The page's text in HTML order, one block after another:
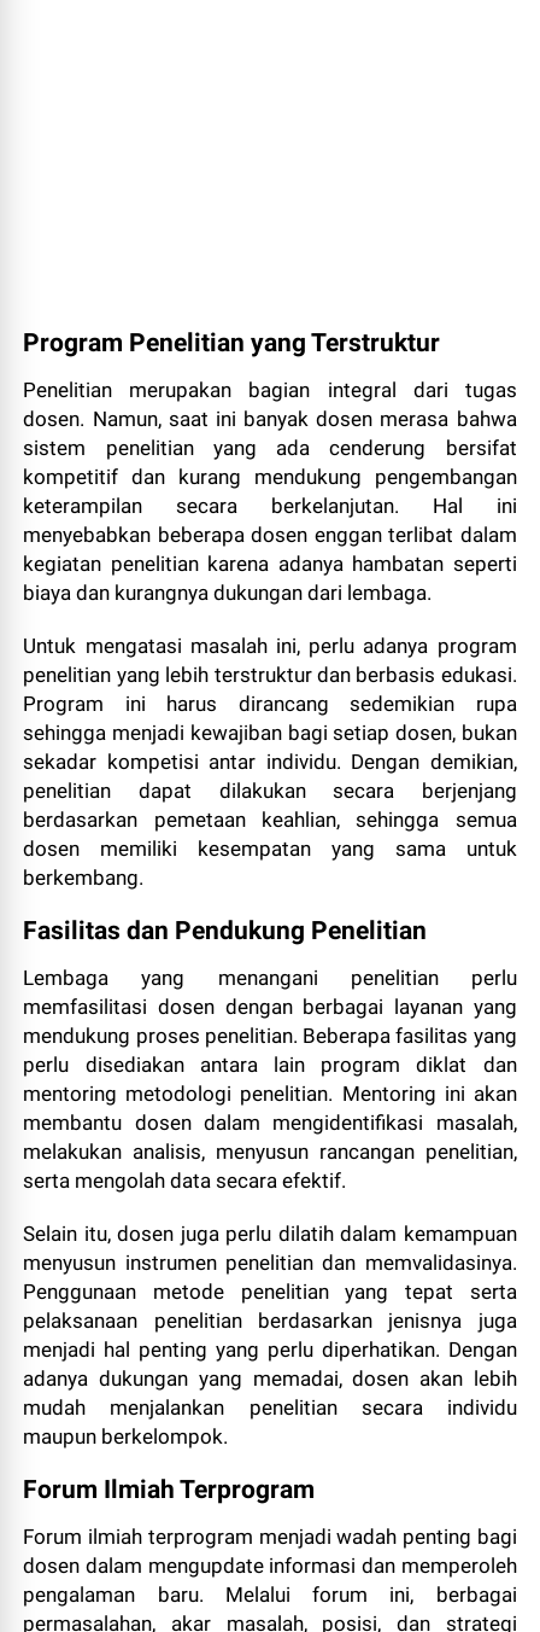
Program Penelitian yang Terstruktur
Penelitian merupakan bagian integral dari tugas
dosen. Namun, saat ini banyak dosen merasa bahwa
sistem penelitian yang ada cenderung bersifat
kompetitif dan kurang mendukung pengembangan
keterampilan secara berkelanjutan. Hal ini
menyebabkan beberapa dosen enggan terlibat dalam
kegiatan penelitian karena adanya hambatan seperti
biaya dan kurangnya dukungan dari lembaga.
Untuk mengatasi masalah ini, perlu adanya program
penelitian yang lebih terstruktur dan berbasis edukasi.
Program ini harus dirancang sedemikian rupa
sehingga menjadi kewajiban bagi setiap dosen, bukan
sekadar kompetisi antar individu. Dengan demikian,
penelitian dapat dilakukan secara berjenjang
berdasarkan pemetaan keahlian, sehingga semua
dosen memiliki kesempatan yang sama untuk
berkembang.
Fasilitas dan Pendukung Penelitian
Lembaga yang menangani penelitian perlu
memfasilitasi dosen dengan berbagai layanan yang
mendukung proses penelitian. Beberapa fasilitas yang
perlu disediakan antara lain program diklat dan
mentoring metodologi penelitian. Mentoring ini akan
membantu dosen dalam mengidentifikasi masalah,
melakukan analisis, menyusun rancangan penelitian,
serta mengolah data secara efektif.
Selain itu, dosen juga perlu dilatih dalam kemampuan
menyusun instrumen penelitian dan memvalidasinya.
Penggunaan metode penelitian yang tepat serta
pelaksanaan penelitian berdasarkan jenisnya juga
menjadi hal penting yang perlu diperhatikan. Dengan
adanya dukungan yang memadai, dosen akan lebih
mudah menjalankan penelitian secara individu
maupun berkelompok.
Forum Ilmiah Terprogram
Forum ilmiah terprogram menjadi wadah penting bagi
dosen dalam mengupdate informasi dan memperoleh
pengalaman baru. Melalui forum ini, berbagai
permasalahan, akar masalah, posisi, dan strategi